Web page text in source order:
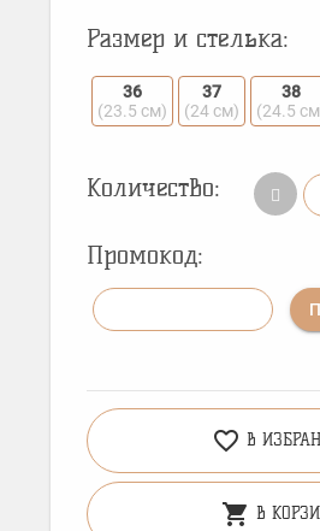
Размер и стелька:
36
(23.5 см)
37
(24 см)
38
(24.5
Количество:
Промокод:
favorite_border В
shopping_cart В